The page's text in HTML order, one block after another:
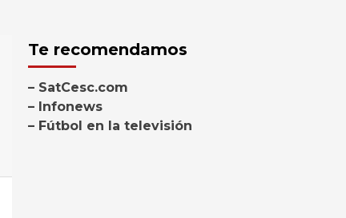
Te recomendamos
– SatCesc.com
– Infonews
– Fútbol en la televisión